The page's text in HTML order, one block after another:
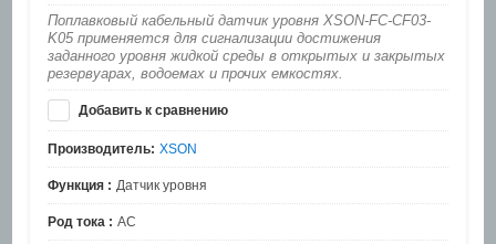
Поплавковый кабельный датчик уровня XSON-FC-CF03-
K05 применяется для сигнализации достижения
заданного уровня жидкой среды в открытых и закрытых
резервуарах, водоемах и прочих емкостях.
Добавить к сравнению
Производитель: XSON
Функция : Датчик уровня
Род тока : AC